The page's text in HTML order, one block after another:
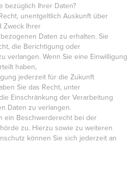
bezüglich Ihrer Daten?
unentgeltlich Auskunft über
Zweck Ihrer
Daten zu erhalten. Sie
die Berichtigung oder
verlangen. Wenn Sie eine Einwilligung
haben,
jederzeit für die Zukunft
Sie das Recht, unter
Einschränkung der Verarbeitung
Daten zu verlangen.
ein Beschwerderecht bei der
zu. Hierzu sowie zu weiteren
können Sie sich jederzeit an